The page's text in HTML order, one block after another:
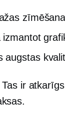
augstas
ir